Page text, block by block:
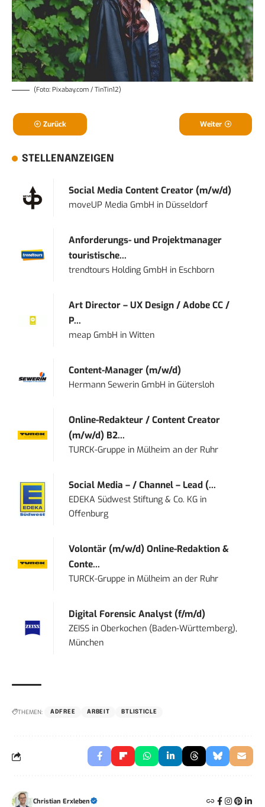
(Foto: Pixabay.com / TinTin12)
Zurück Weiter
STELLENANZEIGEN
Social Media Content Creator (m/w/d)
moveUP Media GmbH in Düsseldorf
Anforderungs- und Projektmanager
touristische...
trendtours Holding GmbH in Eschborn
Art Director – UX Design / Adobe CC /
P...
meap GmbH inWitten
Content-Manager (m/w/d)
Hermann Sewerin GmbH inGütersloh
Online-Redakteur / Content Creator
(m/w/d) B2...
TURCK-Gruppe inMülheim an der Ruhr
Social Media – / Channel – Lead (...
EDEKA Südwest Stiftung & Co. KG in
Offenburg
Volontär (m/w/d) Online-Redaktion &
Conte...
TURCK-Gruppe inMülheim an der Ruhr
Digital Forensic Analyst (f/m/d)
ZEISS inOberkochen (Baden-Württemberg),
München
THEMEN: ADFREE ARBEIT BTLISTICLE
Christian Erxleben